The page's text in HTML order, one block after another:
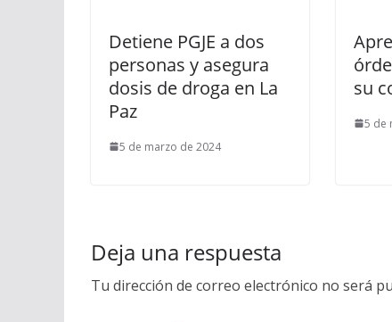
Detiene PGJE a dos
personas y asegura
dosis de droga en La
Paz
5 de marzo de 2024
su
5 de
Deja una respuesta
Tu dirección de correo electrónico no será